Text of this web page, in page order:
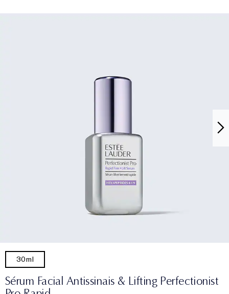
30ml
Sérum Facial Antissinais & Lifting Perfectionist